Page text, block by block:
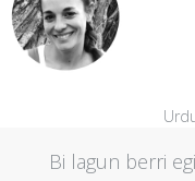
Bi lagun berri